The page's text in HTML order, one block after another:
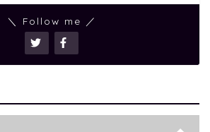
＼ Follow me ／